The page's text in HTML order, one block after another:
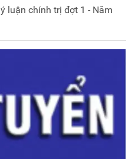
luận chính trị đợt 1 - Năm